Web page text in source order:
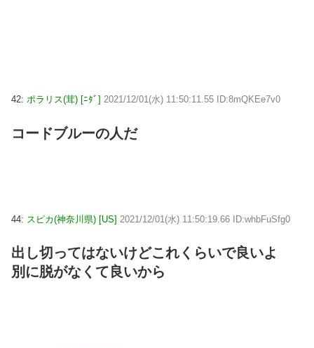
42: ポラリス(茸) [ﾆﾀﾞ] 2021/12/01(水) 11:50:11.55 ID:8mQKEe7v0
コードブルーの人だ
44: スピカ(神奈川県) [US] 2021/12/01(水) 11:50:19.66 ID:whbFuSfg0
出し切ってはないけどこれくらいで良いよ
別に脱がなくて良いから